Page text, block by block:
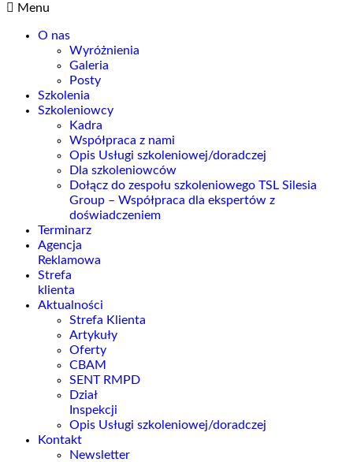
Menu
O nas
Wyróżnienia
Galeria
Posty
Szkolenia
Szkoleniowcy
Kadra
Współpraca z nami
Opis Usługi szkoleniowej/doradczej
Dla szkoleniowców
Dołącz do zespołu szkoleniowego TSL Silesia
Group – Współpraca dla ekspertów z
doświadczeniem
Terminarz
Agencja
Reklamowa
Strefa
klienta
Aktualności
Strefa Klienta
Artykuły
Oferty
CBAM
SENT RMPD
Dział
Inspekcji
Opis Usługi szkoleniowej/doradczej
Kontakt
Newsletter